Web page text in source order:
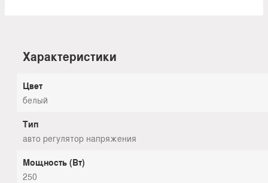
Характеристики
Цвет
белый
Тип
авто регулятор напряжения
Мощность (Вт)
250